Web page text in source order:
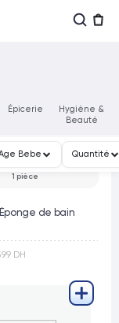
Épicerie
Hygiène &
Beauté
Bebe Quantité
1 pièce
de bain
DH